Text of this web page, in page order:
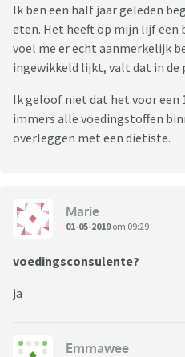
Ik ben een half jaar geleden
eten. Het heeft op mijn lijf een
voel me er echt aanmerkelijk
ingewikkeld lijkt, valt dat in de
Ik geloof niet dat het voor een
immers alle voedingstoffen
overleggen met een dietiste.
Marie
01-05-2019om 09:29
voedingsconsulente?
ja
Emmawee